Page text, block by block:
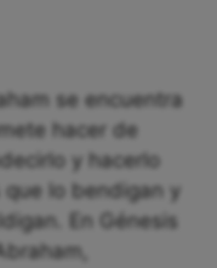
se encuentra
hacer de
y hacerlo
que lo bendigan y
En Génesis